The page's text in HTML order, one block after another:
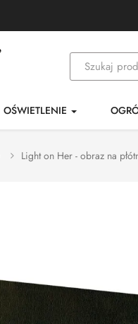
OŚWIETLENIE
Light on Her - obraz na